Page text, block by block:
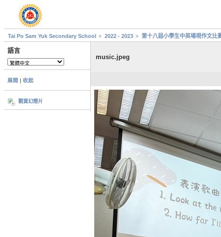
Tai Po Sam Yuk Secondary School 2022 - 2023 第十八屆小學生中英場現作文比
語言
展開 | 收起
觀賞幻燈片
music.jpeg